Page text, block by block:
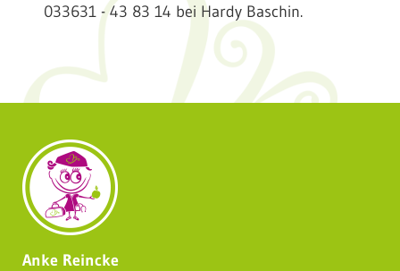
033631 - 43 83 14 bei Hardy Baschin.
Anke Reincke